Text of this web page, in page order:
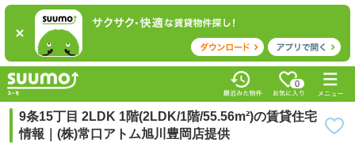
0
9条15丁目 2LDK 1階(2LDK/1階/55.56m²)の賃貸住宅
情報｜(株)常口アトム旭川豊岡店提供